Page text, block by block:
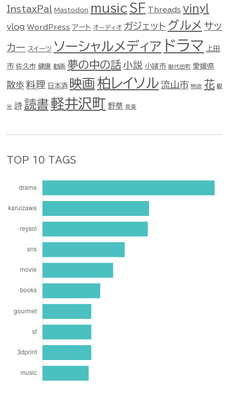
InstaxPal Mastodon music SF Threads vinyl
vlog WordPress アート オーディオ ガジェット グルメ サッ
カー スイーツ ソーシャルメディア ドラマ 上田
市 佐久市 健康 動画 夢の中の話 小説 小諸市 御代田町 愛媛県
散歩 料理 日本酒 映画 柏レイソル 流山市 物欲 花 観
光 詩 読書軽井沢町 野草 音楽
TOP 10 TAGS